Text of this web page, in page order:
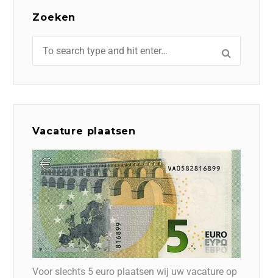
Zoeken
Vacature plaatsen
Voor slechts 5 euro plaatsen wij uw vacature op